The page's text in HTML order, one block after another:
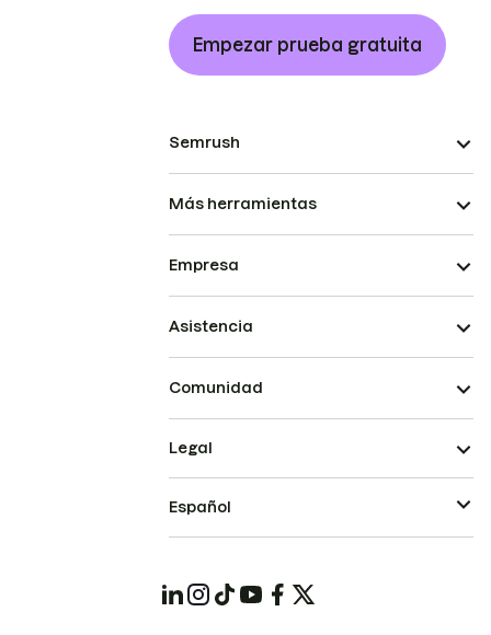
Empezar prueba gratuita
Semrush
Más herramientas
Empresa
Asistencia
Comunidad
Legal
Español